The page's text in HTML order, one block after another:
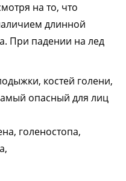
на то, что
длинной
При падении на лед
костей голени,
опасный для лиц
голеностопа,